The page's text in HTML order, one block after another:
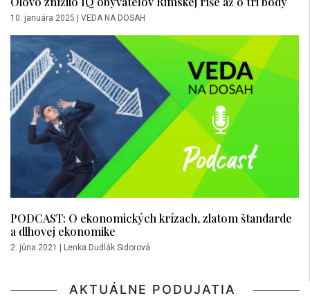
10. januára 2025 VEDA NA DOSAH
PODCAST: O ekonomických krízach, zlatom štandarde
a dlhovej ekonomike
2. júna 2021 Lenka Dudlák Sidorová
AKTUÁLNE PODUJATIA